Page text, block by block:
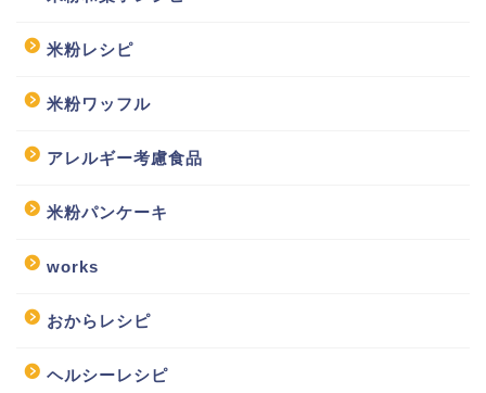
米粉レシピ
米粉ワッフル
アレルギー考慮食品
米粉パンケーキ
works
おからレシピ
ヘルシーレシピ